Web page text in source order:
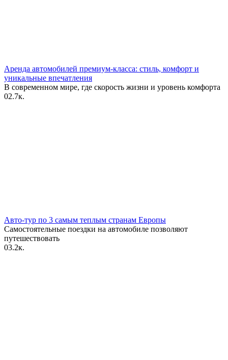
Аренда автомобилей премиум-класса: стиль, комфорт и
уникальные впечатления
В современном мире, где скорость жизни и уровень комфорта
02.7к.
Авто-тур по 3 самым теплым странам Европы
Самостоятельные поездки на автомобиле позволяют
путешествовать
03.2к.